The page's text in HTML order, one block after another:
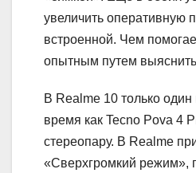
увеличить оперативную
встроенной. Чем
опытным путем
В Realme 10 только один
время как Tecno Pova 4
стереопару. В Realme
«Сверхгромкий режим»,